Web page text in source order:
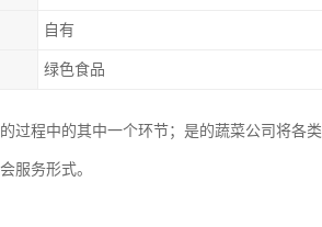
自有
绿色食品
过程中的其中一个环节；是的蔬菜公司将各类
服务形式。